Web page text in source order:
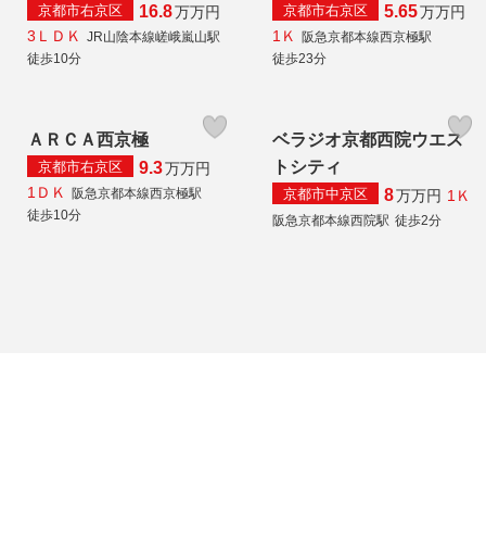
京都市右京区 16.8万万円
3ＬＤＫ JR山陰本線嵯峨嵐山駅
徒歩10分
京都市右京区 5.65万万円
1Ｋ 阪急京都本線西京極駅
徒歩23分
ＡＲＣＡ西京極
京都市右京区 9.3万万円
1ＤＫ 阪急京都本線西京極駅
徒歩10分
ベラジオ京都西院ウエス
トシティ
京都市中京区 8万万円 1Ｋ
阪急京都本線西院駅 徒歩2分